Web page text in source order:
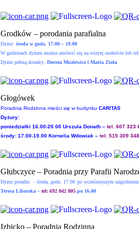
Grodków – porodania parafialna
Dyżur: środa w godz. 17.00 – 19.00
W godzinach dyżuru można umówić się na wizytę osobiście lub
Dyżur pełnią doradcy: Dorota Muziewicz i Maria Zioła
Głogówek
Poradnia Rodzinna mieści się w budynku CARITAS
Dyżury:
poniedziałki 16.00-20.00 Urszula Donath – tel. 607 323
środy: 17.00-19.00 Kornelia Wdowiak – tel. 515 309
Głubczyce – Poradnia przy Parafii
Dyżur poradni – środa, godz. 17.00 po wcześniejszym
Teresa Liberska – tel: 692 042 805 po 16.00
Izbicko – Poradnia Rodzinna